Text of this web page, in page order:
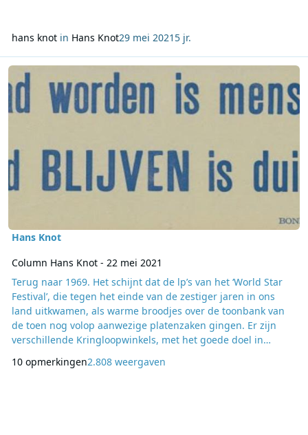
hans knotin Hans Knot29 mei 2021 5 jr.
Lees meer over Column Hans Knot - 22 mei 2021
Hans Knot
Column Hans Knot - 22 mei 2021
Terug naar 1969. Het schijnt dat de lp’s van het ‘World Star
Festival’, die tegen het einde van de zestiger jaren in ons
land uitkwamen, als warme broodjes over de toonbank van
de toen nog volop aanwezige platenzaken gingen. Er zijn
verschillende Kringloopwinkels, met het goede doel in
uitgekomen in lang vervlogen tijden. En daar is altijd wel een
10 opmerkingen2.808 weergaven